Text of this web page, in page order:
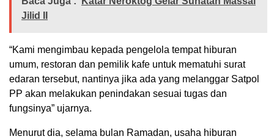
Jilid II
“Kami mengimbau kepada pengelola tempat hiburan
umum, restoran dan pemilik kafe untuk mematuhi surat
edaran tersebut, nantinya jika ada yang melanggar Satpol
PP akan melakukan penindakan sesuai tugas dan
fungsinya” ujarnya.
Menurut dia, selama bulan Ramadan, usaha hiburan